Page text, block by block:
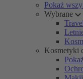
Pokaż
Wybrane
Kosmetyki